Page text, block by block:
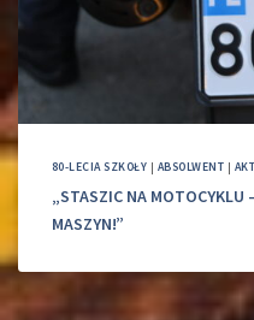
80-LECIA SZKOŁY | ABSOLWENT |
„STASZIC NA MOTOCYKLU
MASZYN!”